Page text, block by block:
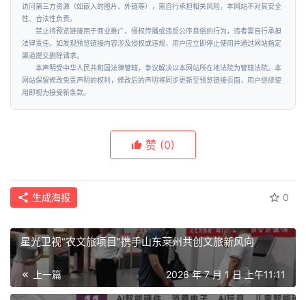
访问第三方资源（如嵌入的图片、外链等），需自行承担相关风险，本网站不对其安全
性、合法性负责。
禁止将预览链接用于商业推广、侵权传播或违反公序良俗的行为，违者需自行承担
法律责任。如发现预览链接内容涉及侵权或违规，用户应立即停止使用并通过网站指定
渠道提交删除请求。
本声明受中华人民共和国法律管辖，争议解决以本网站所在地法院为管辖法院。本
网站保留修改免责声明的权利，修改后的声明将同步更新至预览链接页面，用户继续使
用即视为接受新条款。
赞 (0)
生成海报 0
星光卫视“农文旅项目”携手山东莱州共创文旅新风向
上一篇 2026 年 7 月 1 日 上午11:11